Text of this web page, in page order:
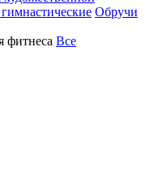
Обручи
фитнеса Все